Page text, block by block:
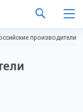
производители